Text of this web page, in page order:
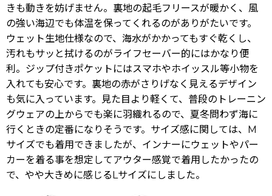
きも動きを妨げません。裏地の起毛フリースが暖かく、風
の強い海辺でも体温を保ってくれるのがありがたいです。
ウェット生地仕様なので、海水がかかってもすぐ乾くし、
汚れもサッと拭けるのがライフセーバー的にはかなり便
利。ジップ付きポケットにはスマホやホイッスル等小物を
入れても安心です。裏地の赤がさりげなく見えるデザイン
も気に入っています。見た目より軽くて、普段のトレーニン
グウェアの上からでも楽に羽織れるので、夏冬問わず海に
行くときの定番になりそうです。サイズ感に関しては、M
サイズでも着用できましたが、インナーにウェットやパー
カーを着る事を想定してアウター感覚で着用したかったの
で、やや大きめに感じるLサイズにしました。